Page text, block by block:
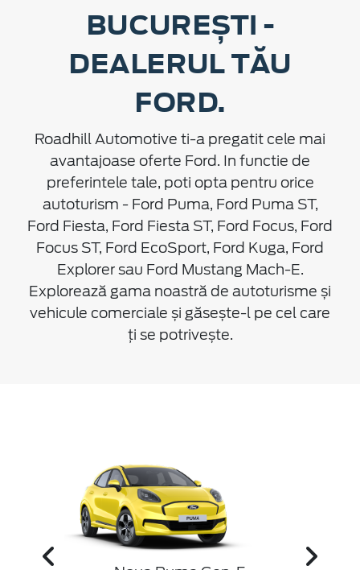
BUCUREȘTI -
DEALERUL TĂU
FORD.
Roadhill Automotive ti-a pregatit cele mai
avantajoase oferte Ford. In functie de
preferintele tale, poti opta pentru orice
autoturism - Ford Puma, Ford Puma ST,
Ford Fiesta, Ford Fiesta ST, Ford Focus, Ford
Focus ST, Ford EcoSport, Ford Kuga, Ford
Explorer sau Ford Mustang Mach-E.
Explorează gama noastră de autoturisme și
vehicule comerciale și găsește-l pe cel care
ți se potrivește.